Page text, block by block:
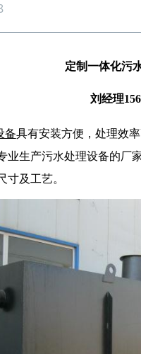
定制一体化污
刘经理
备具有安装方便，处理效
业生产污水处理设备的
及工艺。